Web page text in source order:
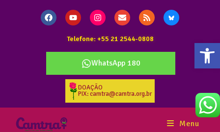
Telefone: +55 21 2544-0808
WhatsApp 180
DOAÇÃO
PIX: camtra@camtra.org.br
Menu